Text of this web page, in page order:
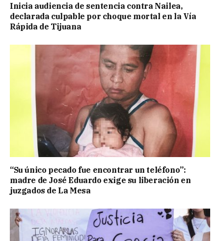
Inicia audiencia de sentencia contra Nailea,
declarada culpable por choque mortal en la Vía
Rápida de Tijuana
“Su único pecado fue encontrar un teléfono”:
madre de José Eduardo exige su liberación en
juzgados de La Mesa